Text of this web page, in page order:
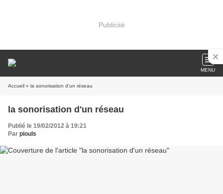
Publicité
MENU
Accueil » la sonorisation d'un réseau
la sonorisation d'un réseau
Publié le 19/02/2012 à 19:21
Par piouls